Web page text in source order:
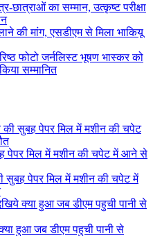
छात्राओं का सम्मान, उत्कृष्ट परीक्षा
की मांग, एसडीएम से मिला भाकियू
फोटो जर्नलिस्ट भूषण भास्कर को
सम्मानित
की सुबह पेपर मिल में मशीन की चपेट
पेपर मिल में मशीन की चपेट में आने से
सुबह पेपर मिल में मशीन की चपेट में
क्या हुआ जब डीएम पहुची पानी से
हुआ जब डीएम पहुची पानी से